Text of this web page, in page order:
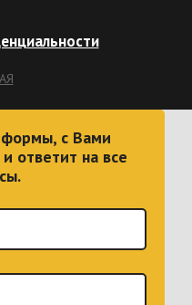
формы, с Вами
ответит на все